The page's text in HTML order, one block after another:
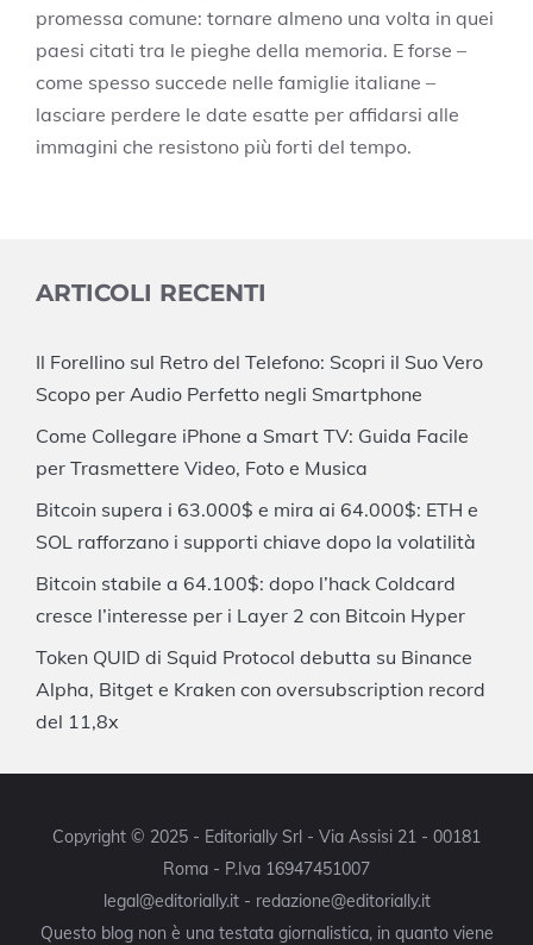
promessa comune: tornare almeno una volta in quei
paesi citati tra le pieghe della memoria. E forse –
come spesso succede nelle famiglie italiane –
lasciare perdere le date esatte per affidarsi alle
immagini che resistono più forti del tempo.
ARTICOLI RECENTI
Il Forellino sul Retro del Telefono: Scopri il Suo Vero
Scopo per Audio Perfetto negli Smartphone
Come Collegare iPhone a Smart TV: Guida Facile
per Trasmettere Video, Foto e Musica
Bitcoin supera i 63.000$ e mira ai 64.000$: ETH e
SOL rafforzano i supporti chiave dopo la volatilità
Bitcoin stabile a 64.100$: dopo l’hack Coldcard
cresce l’interesse per i Layer 2 con Bitcoin Hyper
Token QUID di Squid Protocol debutta su Binance
Alpha, Bitget e Kraken con oversubscription record
del 11,8x
Copyright © 2025 - Editorially Srl - Via Assisi 21 - 00181
Roma - P.Iva 16947451007
legal@editorially.it - redazione@editorially.it
Questo blog non è una testata giornalistica, in quanto viene